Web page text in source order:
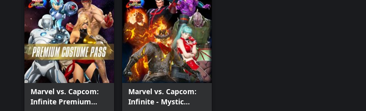
Marvel vs. Capcom:
Infinite Premium
Marvel vs. Capcom:
Infinite - Mystic